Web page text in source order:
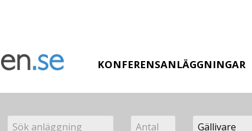
KONFERENSANLÄGGNINGAR